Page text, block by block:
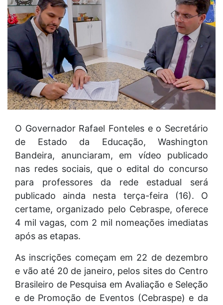
O Governador Rafael Fonteles e o Secretário
de Estado da Educação, Washington
Bandeira, anunciaram, em vídeo publicado
nas redes sociais, que o edital do concurso
para professores da rede estadual será
publicado ainda nesta terça-feira (16). O
certame, organizado pelo Cebraspe, oferece
4 mil vagas, com 2 mil nomeações imediatas
após as etapas.
As inscrições começam em 22 de dezembro
e vão até 20 de janeiro, pelos sites do Centro
Brasileiro de Pesquisa em Avaliação e Seleção
e de Promoção de Eventos (Cebraspe) e da